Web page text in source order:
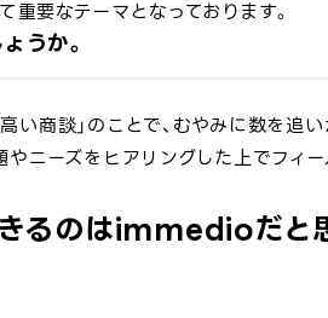
重要なテーマとなっております。
うか。
い商談」のことで、むやみに数を追い
ニーズをヒアリングした上でフィー
るのはimmedioだと